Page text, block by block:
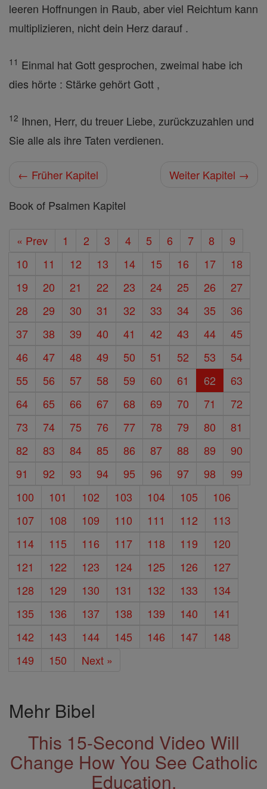
leeren Hoffnungen in Raub, aber viel Reichtum kann
multiplizieren, nicht dein Herz darauf .
11 Einmal hat Gott gesprochen, zweimal habe ich
dies hörte : Stärke gehört Gott ,
12 Ihnen, Herr, du treuer Liebe, zurückzuzahlen und
Sie alle als ihre Taten verdienen.
← Früher Kapitel
Weiter Kapitel →
Book of Psalmen Kapitel
« Prev 1 2 3 4 5 6 7 8
9
10
11 12 13 14 15 16 17
18
19
20 21 22 23 24 25 26
27
28
29 30 31 32 33 34 35
36
37
38 39 40 41 42 43 44
45
46
47 48 49 50 51 52 53
54
55
56 57 58 59 60 61 62
63
64
65 66 67 68 69 70 71
72
73
74 75 76 77 78 79 80
81
82
83 84 85 86 87 88 89
90
91
92 93 94 95 96 97 98
99
100
101 102 103 104 105
106
107
108 109 110 111 112
113
114
115 116 117 118 119
120
121
122 123 124 125 126
127
128
129 130 131 132 133
134
135
136 137 138 139 140
141
142
143 144 145 146 147
148
149
150 Next »
Mehr Bibel
This 15-Second Video Will
Change How You See Catholic
Education.